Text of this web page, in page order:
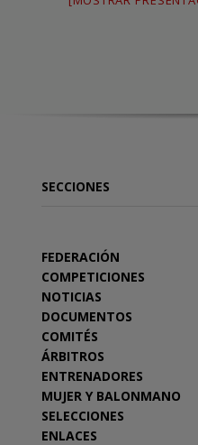
SECCIONES
FEDERACIÓN
COMPETICIONES
NOTICIAS
DOCUMENTOS
COMITÉS
ÁRBITROS
ENTRENADORES
MUJER Y BALONMANO
SELECCIONES
ENLACES